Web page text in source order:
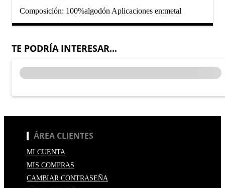
Composición: 100%algodón Aplicaciones en:metal
TE PODRÍA INTERESAR...
ÁREA CLIENTES
MI CUENTA
MIS COMPRAS
CAMBIAR CONTRASEÑA